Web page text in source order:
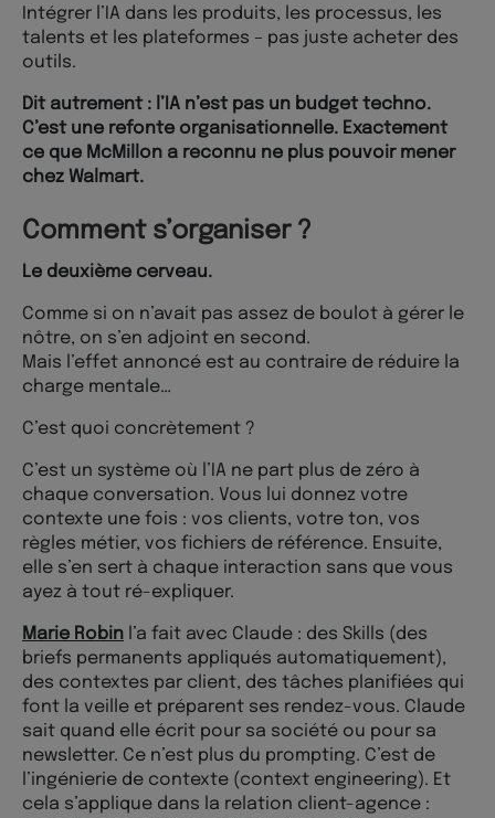
Intégrer l’IA dans les produits, les processus, les
talents et les plateformes – pas juste acheter des
outils.
Dit autrement : l’IA n’est pas un budget techno.
C’est une refonte organisationnelle. Exactement
ce que McMillon a reconnu ne plus pouvoir mener
chez Walmart.
Comment s’organiser ?
Le deuxième cerveau.
Comme si on n’avait pas assez de boulot à gérer le
nôtre, on s’en adjoint en second.
Mais l’effet annoncé est au contraire de réduire la
charge mentale…
C’est quoi concrètement ?
C’est un système où l’IA ne part plus de zéro à
chaque conversation. Vous lui donnez votre
contexte une fois : vos clients, votre ton, vos
règles métier, vos fichiers de référence. Ensuite,
elle s’en sert à chaque interaction sans que vous
ayez à tout ré-expliquer.
Marie Robin l’a fait avec Claude : des Skills (des
briefs permanents appliqués automatiquement),
des contextes par client, des tâches planifiées qui
font la veille et préparent ses rendez-vous. Claude
sait quand elle écrit pour sa société ou pour sa
newsletter. Ce n’est plus du prompting. C’est de
l’ingénierie de contexte (context engineering). Et
cela s’applique dans la relation client-agence :